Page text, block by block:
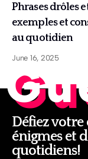
Phrases drôles
exemples et
au quotidien
June 16, 2025
Défiez votre
énigmes et
quotidiens!